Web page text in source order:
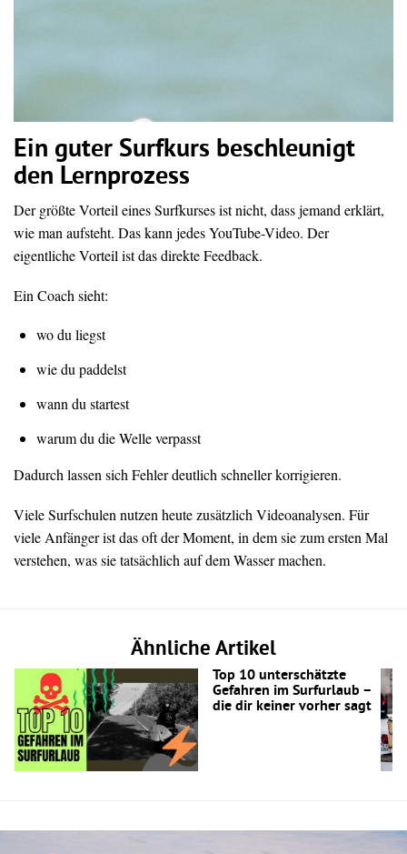
Ein guter Surfkurs beschleunigt
den Lernprozess
Der größte Vorteil eines Surfkurses ist nicht, dass jemand erklärt,
wie man aufsteht. Das kann jedes YouTube-Video. Der
eigentliche Vorteil ist das direkte Feedback.
Ein Coach sieht:
wo du liegst
wie du paddelst
wann du startest
warum du die Welle verpasst
Dadurch lassen sich Fehler deutlich schneller korrigieren.
Viele Surfschulen nutzen heute zusätzlich Videoanalysen. Für
viele Anfänger ist das oft der Moment, in dem sie zum ersten Mal
verstehen, was sie tatsächlich auf dem Wasser machen.
Ähnliche Artikel
Top 10 unterschätzte
Gefahren im Surfurlaub –
die dir keiner vorher sagt